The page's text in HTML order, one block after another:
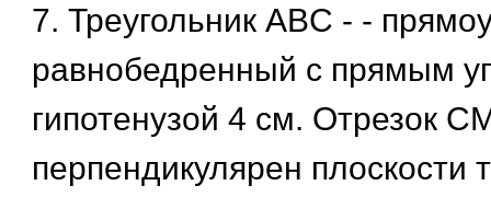
7. Треугольник ABC - -
равнобедренный с прямым
гипотенузой 4 см. Отрезок
перпендикулярен плоскости